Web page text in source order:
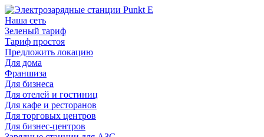
Наша сеть
Зеленый тариф
Тариф простоя
Предложить локацию
Для дома
Франшиза
Для бизнеса
Для отелей и гостиниц
Для кафе и ресторанов
Для торговых центров
Для бизнес-центров